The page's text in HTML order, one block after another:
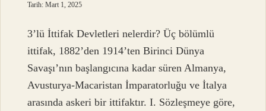
Tarih: Mart 1, 2025
3’lü İttifak Devletleri nelerdir? Üç bölümlü
ittifak, 1882’den 1914’ten Birinci Dünya
Savaşı’nın başlangıcına kadar süren Almanya,
Avusturya-Macaristan İmparatorluğu ve İtalya
arasında askeri bir ittifaktır. I. Sözleşmeye göre,